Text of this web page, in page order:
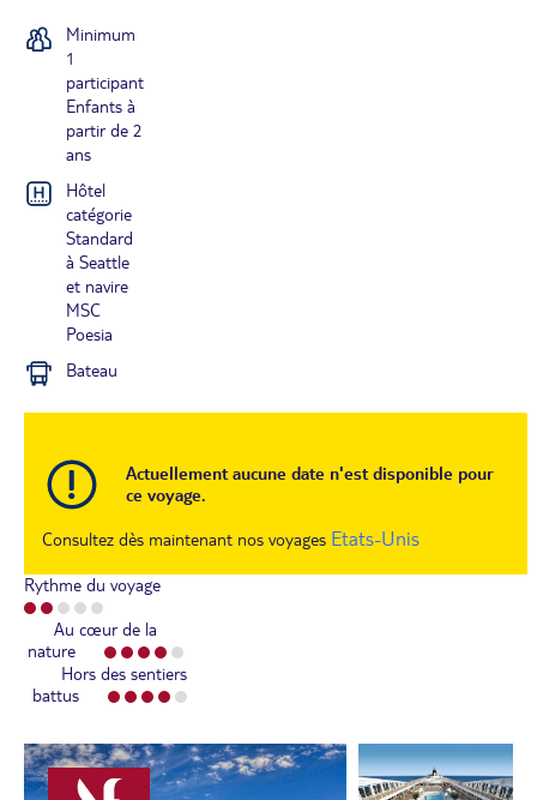
Minimum
1
participant
Enfants à
partir de 2
ans
Hôtel
catégorie
Standard
à Seattle
et navire
MSC
Poesia
Bateau
Actuellement aucune date n'est disponible pour
ce voyage.
Consultez dès maintenant nos voyages Etats-Unis
Rythme du voyage
Au cœur de la
nature
Hors des sentiers
battus